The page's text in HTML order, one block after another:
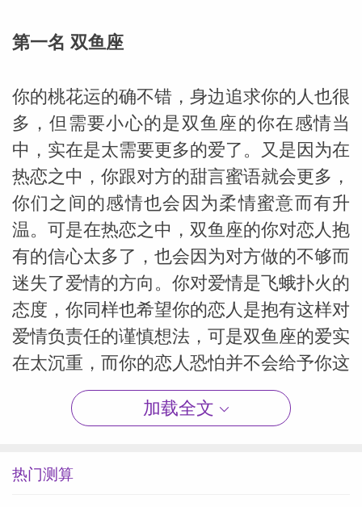
第一名 双鱼座
你的桃花运的确不错，身边追求你的人也很
多，但需要小心的是双鱼座的你在感情当
中，实在是太需要更多的爱了。又是因为在
热恋之中，你跟对方的甜言蜜语就会更多，
你们之间的感情也会因为柔情蜜意而有升
温。可是在热恋之中，双鱼座的你对恋人抱
有的信心太多了，也会因为对方做的不够而
迷失了爱情的方向。你对爱情是飞蛾扑火的
态度，你同样也希望你的恋人是抱有这样对
爱情负责任的谨慎想法，可是双鱼座的爱实
在太沉重，而你的恋人恐怕并不会给予你这
加载全文
热门测算